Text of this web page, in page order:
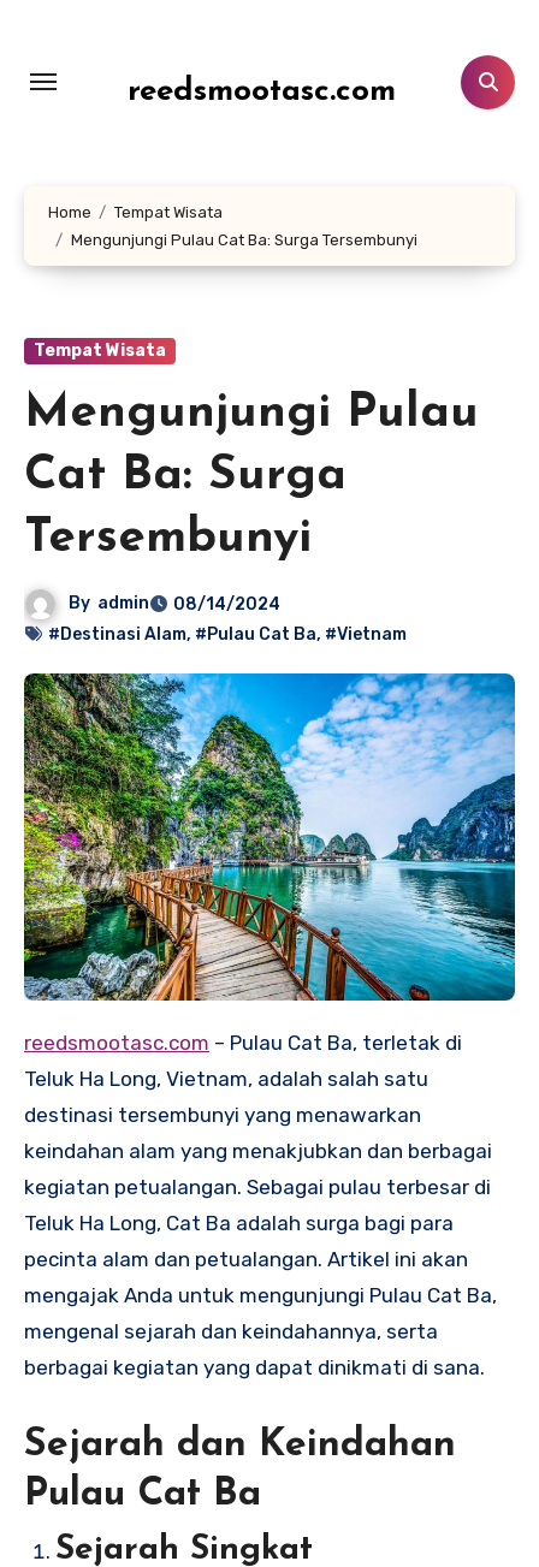
konten
reedsmootasc.com
Home
Tempat Wisata
Mengunjungi Pulau Cat Ba: Surga Tersembunyi
Tempat Wisata
Mengunjungi Pulau
Cat Ba: Surga
Tersembunyi
By admin
08/14/2024
#Destinasi Alam, #Pulau Cat Ba, #Vietnam
reedsmootasc.com – Pulau Cat Ba, terletak di
Teluk Ha Long, Vietnam, adalah salah satu
destinasi tersembunyi yang menawarkan
keindahan alam yang menakjubkan dan berbagai
kegiatan petualangan. Sebagai pulau terbesar di
Teluk Ha Long, Cat Ba adalah surga bagi para
pecinta alam dan petualangan. Artikel ini akan
mengajak Anda untuk mengunjungi Pulau Cat Ba,
mengenal sejarah dan keindahannya, serta
berbagai kegiatan yang dapat dinikmati di sana.
Sejarah dan Keindahan
Pulau Cat Ba
Sejarah Singkat